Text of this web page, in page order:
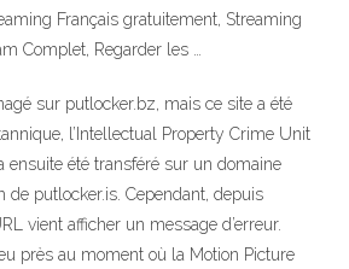
Français gratuitement, Streaming
Complet, Regarder les …
sur putlocker.bz, mais ce site a été
l’Intellectual Property Crime Unit
ensuite été transféré sur un domaine
de putlocker.is. Cependant, depuis
vient afficher un message d’erreur.
près au moment où la Motion Picture